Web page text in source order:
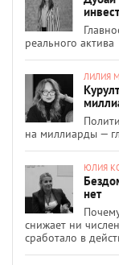
реального актива
ЛИЛИЯ
на миллиарды —
ЮЛИЯ
нет
снижает ни
сработало в